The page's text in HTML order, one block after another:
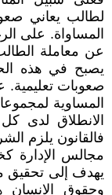
لطالب يعاني
المساواة. على
عن معاملة
يصبح في هذه
صعوبات تعليمية.
المساوية
الانطلاق لدى
فالقانون يلزم
مجالس الإدارة
يهدف إلى تحقيق
وحقوق الانسان